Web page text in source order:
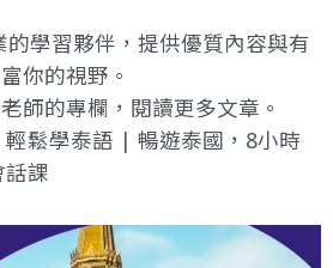
的學習夥伴，提供優質內容與有
你的視野。
師的專欄 ，閱讀更多文章。
輕鬆學泰語 | 暢遊泰國，8小時
課